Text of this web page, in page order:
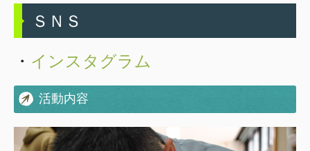
障害者相談支援センター
ＳＮＳ
・ インスタグラム
活動内容